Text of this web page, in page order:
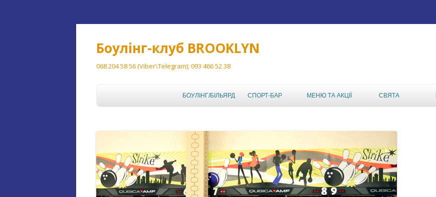
Боулінг-клуб BROOKLYN
068 204 58 56 (Viber\Telegram); 093 466 52 38
БОУЛІНГ/БІЛЬЯРД
AMATEUR BOWLING
LEAGUE
ШКІЛЬНИЙ ЧЕМПІОНАТ
БІЛЬЯРД
СПОРТ-БАР МЕНЮ ТА АКЦІЇ СВЯТА
НАРОДЖЕННЯ
КОРПОРАТИВ,
КОРПОРАТИВНИЙ
ВІДПОЧИНОК У